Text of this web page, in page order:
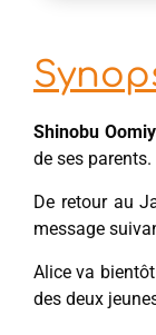
Shinobu
de ses
De retour au
message
Alice va
des deux